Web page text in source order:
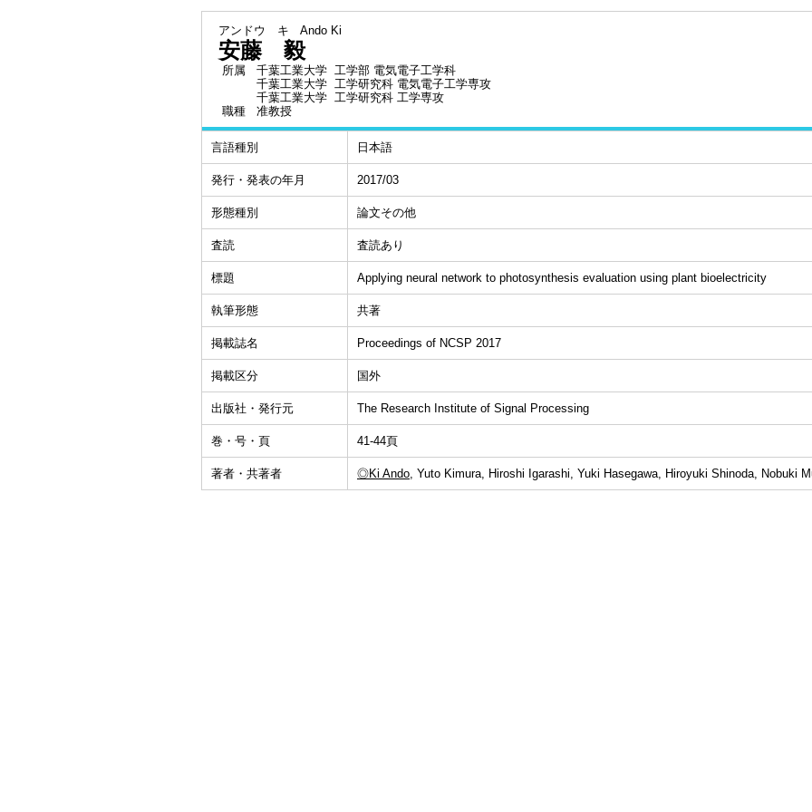
アンドウ キ Ando Ki
安藤 毅
所属
千葉工業大学 工学部 電気電子工学科
千葉工業大学 工学研究科 電気電子工学専攻
千葉工業大学 工学研究科 工学専攻
職種
准教授
言語種別 日本語
発行・発表の年月 2017/03
形態種別 論文その他
査読 査読あり
標題 Applying neural network to photosynthesis evaluation using plant bioelectricity
執筆形態 共著
掲載誌名 Proceedings of NCSP 2017
掲載区分 国外
出版社・発行元 The Research Institute of Signal Processing
巻・号・頁 41-44頁
著者・共著者 ◎Ki Ando, Yuto Kimura, Hiroshi Igarashi, Yuki Hasegawa, Hiroyuki Shinoda, Nobuki